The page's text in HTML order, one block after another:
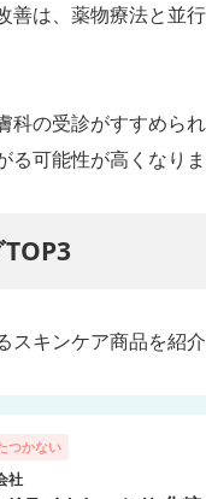
善は、薬物療法と並
科の受診がすすめら
る可能性が高くなり
スキンケア商品を紹
つかない
社